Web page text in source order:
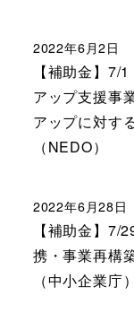
【補助金】7/
アップ支援事
アップに対す
（NEDO）
2022年6月2日
【補助金】7/
携・事業再構
（中小企業庁）
2022年6月28日